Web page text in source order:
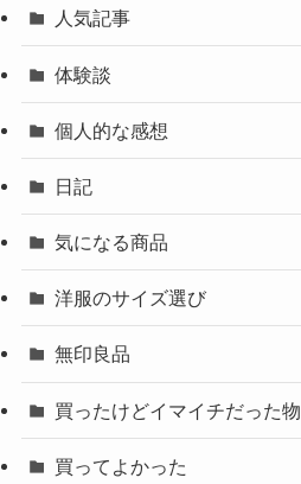
人気記事
体験談
個人的な感想
日記
気になる商品
洋服のサイズ選び
無印良品
買ったけどイマイチだった物
買ってよかった